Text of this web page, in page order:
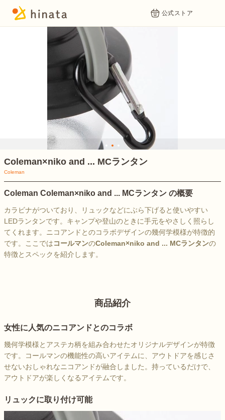
公式ストア
1 2 3
Coleman×niko and ... MCランタン
Coleman
Coleman Coleman×niko and ... MCランタン の概要
カラビナがついており、リュックなどにぶら下げると使いやすい
LEDランタンです。キャンプや登山のときに手元をやさしく照らし
てくれます。ニコアンドとのコラボデザインの幾何学模様が特徴的
です。ここではコールマンのColeman×niko and ... MCランタンの
特徴とスペックを紹介します。
商品紹介
女性に人気のニコアンドとのコラボ
幾何学模様とアステカ柄を組み合わせたオリジナルデザインが特徴
です。コールマンの機能性の高いアイテムに、アウトドアを感じさ
せないおしゃれなニコアンドが融合しました。持っているだけで、
アウトドアが楽しくなるアイテムです。
リュックに取り付け可能